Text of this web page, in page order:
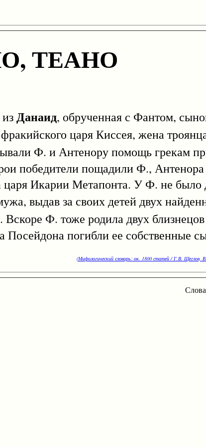
ТЕАНО
Данаид, обрученная с Фантом,
царя Киссея, жена
Ф. и Антенору помощь грекам
победители пощадили Ф.,
Икарии Метапонта. У Ф. не было
выдав за своих детей двух
Вскоре Ф. тоже родила двух
Посейдона погибли ее собственные
(Мифологический словарь: ок. 1800 статей / Г.В. Щеглов,